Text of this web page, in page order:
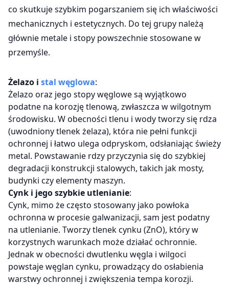
co skutkuje szybkim pogarszaniem się ich właściwości
mechanicznych i estetycznych. Do tej grupy należą
głównie metale i stopy powszechnie stosowane w
przemyśle.
Żelazo i stal węglowa:
Żelazo oraz jego stopy węglowe są wyjątkowo
podatne na korozję tlenową, zwłaszcza w wilgotnym
środowisku. W obecności tlenu i wody tworzy się rdza
(uwodniony tlenek żelaza), która nie pełni funkcji
ochronnej i łatwo ulega odpryskom, odsłaniając świeży
metal. Powstawanie rdzy przyczynia się do szybkiej
degradacji konstrukcji stalowych, takich jak mosty,
budynki czy elementy maszyn.
Cynk i jego szybkie utlenianie:
Cynk, mimo że często stosowany jako powłoka
ochronna w procesie galwanizacji, sam jest podatny
na utlenianie. Tworzy tlenek cynku (ZnO), który w
korzystnych warunkach może działać ochronnie.
Jednak w obecności dwutlenku węgla i wilgoci
powstaje węglan cynku, prowadzący do osłabienia
warstwy ochronnej i zwiększenia tempa korozji.